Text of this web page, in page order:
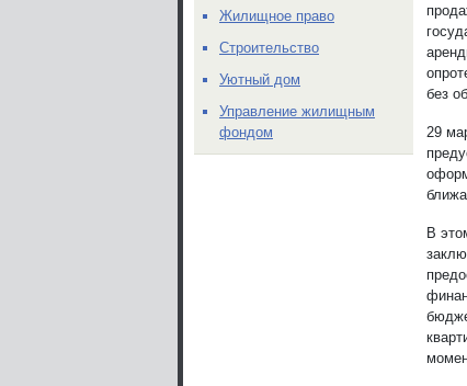
без
29
В
Жилищное право
Строительство
Уютный дом
Управление жилищным
фондом